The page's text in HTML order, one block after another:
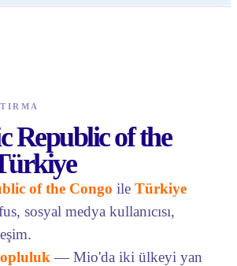
Republic of the
of the Congo ile Türkiye
sosyal medya kullanıcısı,
— Mio'da iki ülkeyi yan